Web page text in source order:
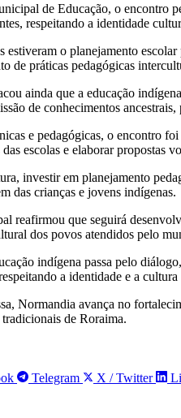
de Educação, o encontro
respeitando a identidade
estiveram o planejamento
de práticas pedagógicas
ainda que a educação
de conhecimentos
e pedagógicas, o encontro
escolas e elaborar propostas
investir em planejamento
das crianças e jovens indígenas.
reafirmou que seguirá
dos povos atendidos pelo
indígena passa pelo
a identidade e a
Normandia avança no
de Roraima.
Telegram X / Twitter